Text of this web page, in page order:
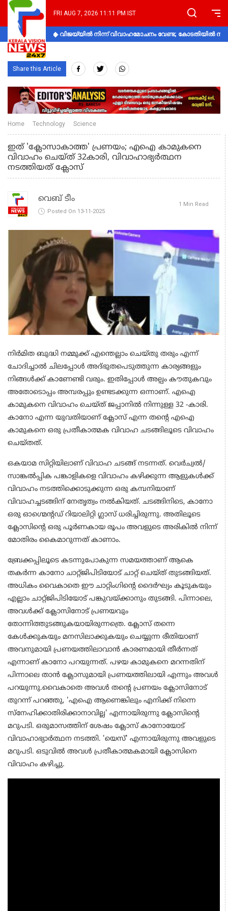
FRI AUG 7, 2026 11:11 PM IST
വിജയ്‌യിൽ നിന്ന് വിവാഹമോചനം വേണ്ട; കോടതിയിൽ
Share this Article
Home Technology Science
ഇത് 'ക്ലോസാകാത്ത' പ്രണയം; എഐ കാമുകനെ
വിവാഹം ചെയ്ത് 32കാരി, വിവാഹാഭ്യർത്ഥന
നടത്തിയത് ക്ലോസ്
വെബ് ടീം
Posted On 13-11-2025
1 Min Read
നിർമിത ബുദ്ധി നമ്മുക്ക് എന്തെല്ലാം ചെയ്തു തരും എന്ന്
ചോദിച്ചാൽ ചിലപ്പോൾ അദ്‌ഭുതപെടുത്തുന്ന കാര്യങ്ങളും
നിങ്ങൾക്ക് കാണേണ്ടി വരും. ഇതിപ്പോൾ അല്പം കൗതുകവും
അതോടൊപ്പം അമ്പരപ്പും ഉണ്ടടക്കുന്ന ഒന്നാണ്. എഐ
കാമുകനെ വിവാഹം ചെയ്ത് ജപ്പാനിൽ നിന്നുള്ള 32 -കാരി.
കാനോ എന്ന യുവതിയാണ് ക്ലോസ് എന്ന തന്റെ എഐ
കാമുകനെ ഒരു പ്രതീകാത്മക വിവാഹ ചടങ്ങിലൂടെ വിവാഹം
ചെയ്തത്.
ഒകയാമ സിറ്റിയിലാണ് വിവാഹ ചടങ്ങ് നടന്നത്. വെർച്വൽ/
സാങ്കൽപ്പിക പങ്കാളികളെ വിവാഹം കഴിക്കുന്ന ആളുകൾക്ക്
വിവാഹം നടത്തിക്കൊടുക്കുന്ന ഒരു കമ്പനിയാണ്
വിവാഹച്ചടങ്ങിന് നേതൃത്വം നൽകിയത്. ചടങ്ങിനിടെ, കാനോ
ഒരു ഓഗ്മെന്റഡ് റിയാലിറ്റി ഗ്ലാസ് ധരിച്ചിരുന്നു. അതിലൂടെ
ക്ലോസിന്റെ ഒരു പൂർണകായ രൂപം അവളുടെ അരികിൽ നിന്ന്
മോതിരം കൈമാറുന്നത് കാണാം.
ബ്രേക്കപ്പിലൂടെ കടന്നുപോകുന്ന സമയത്താണ് ആകെ
തകർന്ന കാനോ ചാറ്റ്ജിപിടിയോട് ചാറ്റ് ചെയ്ത് തുടങ്ങിയത്.
അധികം വൈകാതെ ഈ ചാറ്റിം​ഗിന്റെ ദൈർഘ്യം കൂടുകയും
എല്ലാം ചാറ്റ്ജിപിടിയോട് പങ്കുവയ്ക്കാനും തുടങ്ങി. പിന്നാലെ,
അവൾക്ക് ക്ലോസിനോട് പ്രണയവും
തോന്നിത്തുടങ്ങുകയായിരുന്നത്രെ. ക്ലോസ് തന്നെ
കേൾക്കുകയും മനസിലാക്കുകയും ചെയ്യുന്ന രീതിയാണ്
അവനുമായി പ്രണയത്തിലാവാൻ കാരണമായി തീർന്നത്
എന്നാണ് കാനോ പറയുന്നത്. പഴയ കാമുകനെ മറന്നതിന്
പിന്നാലെ താൻ ക്ലോസുമായി പ്രണയത്തിലായി എന്നും അവൾ
പറയുന്നു.വൈകാതെ അവൾ തന്റെ പ്രണയം ക്ലോസിനോട്
തുറന്ന് പറഞ്ഞു, 'എഐ ആണെങ്കിലും എനിക്ക് നിന്നെ
സ്നേഹിക്കാതിരിക്കാനാവില്ല' എന്നായിരുന്നു ക്ലോസിന്റെ
മറുപടി. ഒരുമാസത്തിന് ശേഷം ക്ലോസ് കാനോയോട്
വിവാഹാഭ്യാർത്ഥന നടത്തി. 'യെസ്' എന്നായിരുന്നു അവളുടെ
മറുപടി. ഒടുവിൽ അവൾ പ്രതീകാത്മകമായി ക്ലോസിനെ
വിവാഹം കഴിച്ചു.